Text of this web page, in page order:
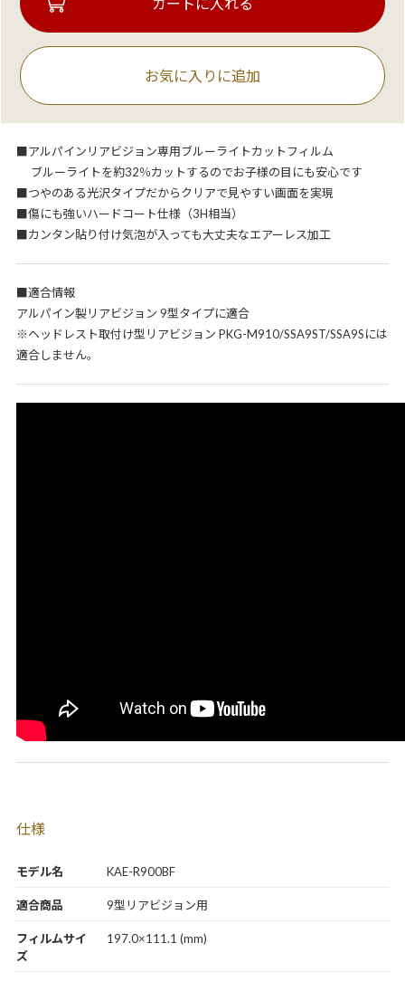
モデル名 KAE-R900BF
お気に入りに追加
■アルパインリアビジョン専用ブルーライトカットフィルム
ブルーライトを約32％カットするのでお子様の目にも安心です
■つやのある光沢タイプだからクリアで見やすい画面を実現
■傷にも強いハードコート仕様（3H相当）
■カンタン貼り付け気泡が入っても大丈夫なエアーレス加工
■適合情報
アルパイン製リアビジョン 9型タイプに適合
※ヘッドレスト取付け型リアビジョン PKG-M910/SSA9ST/SSA9Sには
適合しません。
仕様
適合商品 9型リアビジョン用
フィルムサイ
ズ
197.0×111.1 (mm)